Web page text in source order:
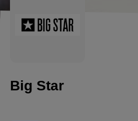
Big Star